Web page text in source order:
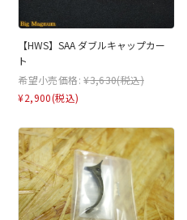
【HWS】SAA ダブルキャップカー
ト
希望小売価格: ¥3,630(税込)
¥2,900(税込)